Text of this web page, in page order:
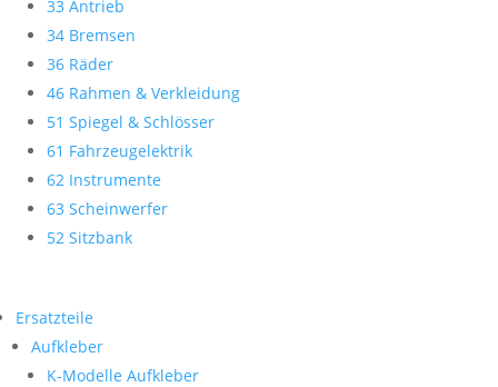
33 Antrieb
34 Bremsen
36 Räder
46 Rahmen & Verkleidung
51 Spiegel & Schlösser
61 Fahrzeugelektrik
62 Instrumente
63 Scheinwerfer
52 Sitzbank
Ersatzteile
Aufkleber
K-Modelle Aufkleber